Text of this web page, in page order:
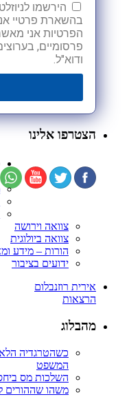
הירשמו
בהשארת פרטיי
הפרטיות אני
פרסומיים,
ודוא"ל.
הצטרפו אלינו
צוואה וירושה
צוואה ביולוגית
הורות – מידע
ידועים בציבור
אירית רוזנבלום
הרצאות
מהבלוג
כשהטרגדיה
המשפט
השלכות מס
משהו שההורים